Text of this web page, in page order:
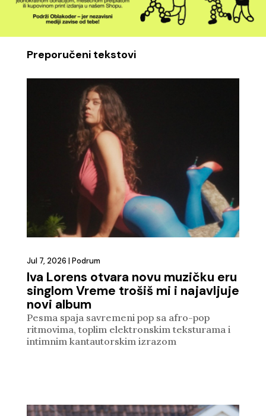
Preporučeni tekstovi
Iva Lorens otvara novu muzičku eru
singlom Vreme trošiš mi i najavljuje
novi album
Jul 7, 2026 | Podrum
Pesma spaja savremeni pop sa afro-pop
ritmovima, toplim elektronskim teksturama i
intimnim kantautorskim izrazom